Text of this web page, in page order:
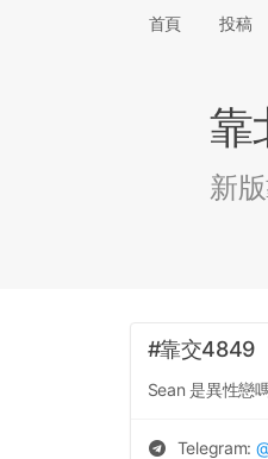
首頁 投稿
靠
新
#靠交4849
Sean 是異性戀
Telegram: